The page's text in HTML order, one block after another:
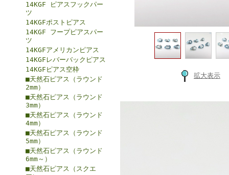
14KGF ピアスフックパー
ツ
14KGFポストピアス
14KGF フープピアスパー
ツ
14KGFアメリカンピアス
14KGFレバーバックピアス
14KGFピアス空枠
■天然石ピアス（ラウンド
2mm）
■天然石ピアス（ラウンド
3mm）
■天然石ピアス（ラウンド
4mm）
■天然石ピアス（ラウンド
5mm）
■天然石ピアス（ラウンド
6mm～）
■天然石ピアス（スクエ
拡大表示